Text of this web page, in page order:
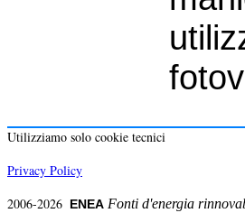
Utilizziamo solo cookie tecnici
Privacy Policy
2006-2026 ENEA Fonti d'energia